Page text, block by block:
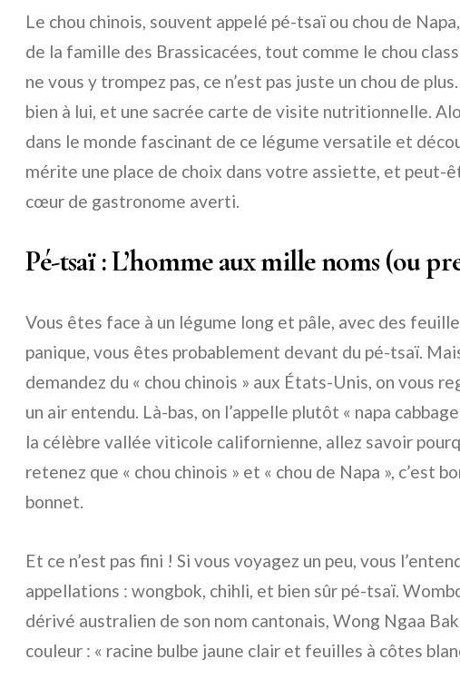
Le chou chinois, souvent appelé pé-tsaï ou chou de
de la famille des Brassicacées, tout comme le chou
ne vous y trompez pas, ce n’est pas juste un chou de
bien à lui, et une sacrée carte de visite nutritionnelle.
dans le monde fascinant de ce légume versatile et
mérite une place de choix dans votre assiette, et peut-
cœur de gastronome averti.
Pé-tsaï : L’homme aux mille noms (ou
Vous êtes face à un légume long et pâle, avec des
panique, vous êtes probablement devant du pé-tsaï.
demandez du « chou chinois » aux États-Unis, on vous
un air entendu. Là-bas, on l’appelle plutôt « napa cabbage
la célèbre vallée viticole californienne, allez savoir
retenez que « chou chinois » et « chou de Napa », c’est
bonnet.
Et ce n’est pas fini ! Si vous voyagez un peu, vous
appellations : wongbok, chihli, et bien sûr pé-tsaï.
dérivé australien de son nom cantonais, Wong Ngaa
couleur : « racine bulbe jaune clair et feuilles à côtes